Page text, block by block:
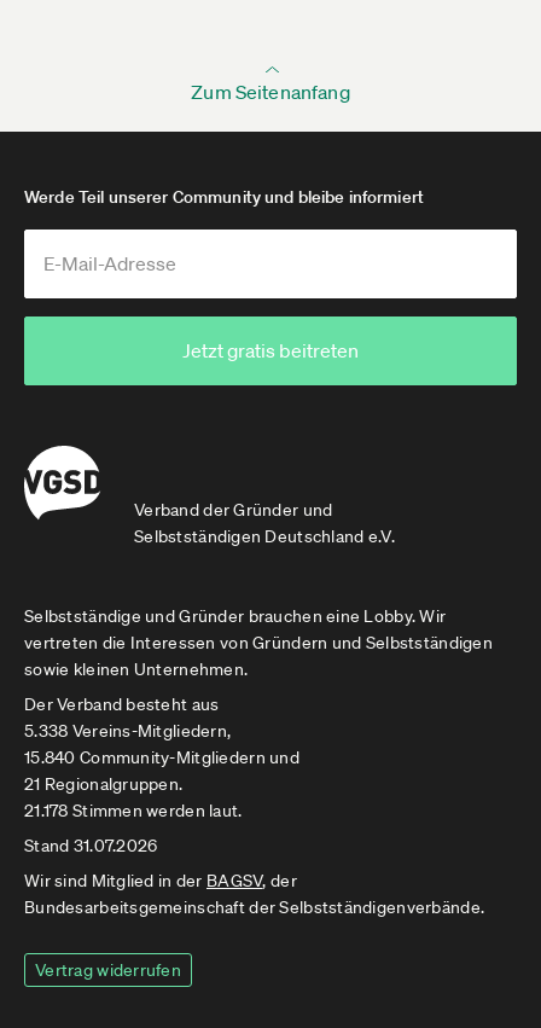
Zum Seitenanfang
Verband der Gründer und
Selbstständigen Deutschland e.V.
Werde Teil unserer Community und bleibe informiert
Jetzt gratis beitreten
Selbstständige und Gründer brauchen eine Lobby. Wir
vertreten die Interessen von Gründern und Selbstständigen
sowie kleinen Unternehmen.
Der Verband besteht aus
5.338 Vereins-Mitgliedern,
15.840 Community-Mitgliedern und
21 Regionalgruppen.
21.178 Stimmen werden laut.
Stand 31.07.2026
Wir sind Mitglied in der BAGSV, der
Bundesarbeitsgemeinschaft der Selbstständigenverbände.
Vertrag widerrufen